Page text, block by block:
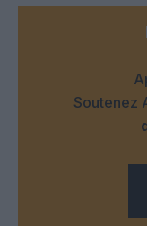
Soutenez